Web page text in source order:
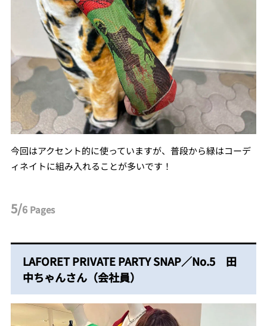
今回はアクセント的に使っていますが、普段から緑はコーデ
ィネイトに組み入れることが多いです！
5/6 Pages
LAFORET PRIVATE PARTY SNAP／No.5 田
中ちゃんさん（会社員）